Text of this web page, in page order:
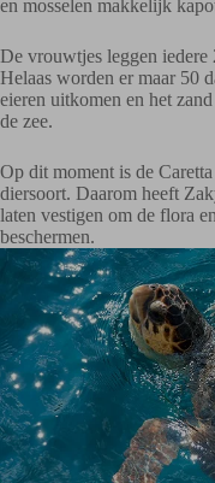
en mosselen makkelijk
De vrouwtjes leggen iedere
Helaas worden er maar 50
eieren uitkomen en het
de zee.
Op dit moment is de
diersoort. Daarom heeft
laten vestigen om de flora
beschermen.